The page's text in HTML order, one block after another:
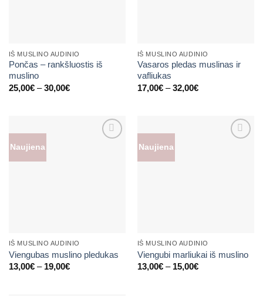
IŠ MUSLINO AUDINIO
Pončas – rankšluostis iš
muslino
25,00€ – 30,00€Price
IŠ MUSLINO AUDINIO
Vasaros pledas muslinas ir
vafliukas
17,00€ – 32,00€Price
Naujiena
IŠ MUSLINO AUDINIO
Viengubas muslino pledukas
13,00€ – 19,00€Price
Naujiena
IŠ MUSLINO AUDINIO
Viengubi marliukai iš muslino
13,00€ – 15,00€Price